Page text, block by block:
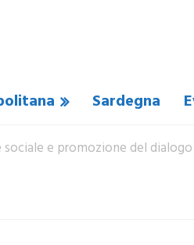
Sardegna
e promozione del